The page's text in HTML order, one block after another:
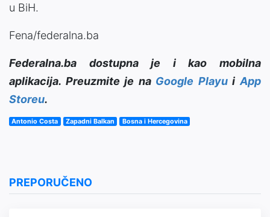
u BiH.
Fena/federalna.ba
Federalna.ba dostupna je i kao mobilna
aplikacija. Preuzmite je na Google PlayuiApp
Storeu.
Antonio Costa Zapadni Balkan Bosna i Hercegovina
PREPORUČENO